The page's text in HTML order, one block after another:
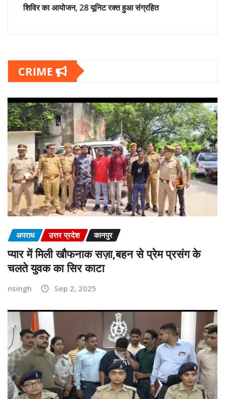
शिविर का आयोजन, 28 यूनिट रक्त हुआ संग्रहित
CRIME
अपराध उत्तर प्रदेश कानपुर
प्यार में मिली खौफनाक सज़ा,बहन से प्रेम प्रसंग के
चलते युवक का सिर काटा
nsingh Sep 2, 2025